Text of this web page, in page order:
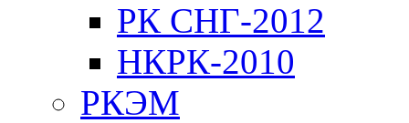
РК СНГ-2012
НКРК-2010
РКЭМ